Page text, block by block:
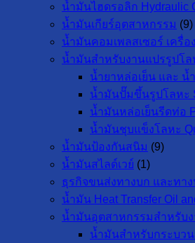
น้ำมันไฮดรอลิก Hydraulic
น้ำมันเกียร์อุตสาหกรรม (9)
น้ำมันคอมเพลสเซอร์ เครื่อ
น้ำมันสำหรับงานแปรรูปโล
น้ำยาหล่อเย็น และ น้
น้ำมันปั๊มขึ้นรูปโลหะ
น้ำมันหล่อเย็นรีดท่อ
น้ำมันชุบแข็งโลหะ
น้ำมันป้องกันสนิม (9)
น้ำมันสไลด์เวย์ (1)
ธุรกิจขนส่งทางบก และทาง
น้ำมัน Heat Transfer Oil
น้ำมันอุตสาหกรรมสำหรับง
น้ำมันสำหรับกระบวน